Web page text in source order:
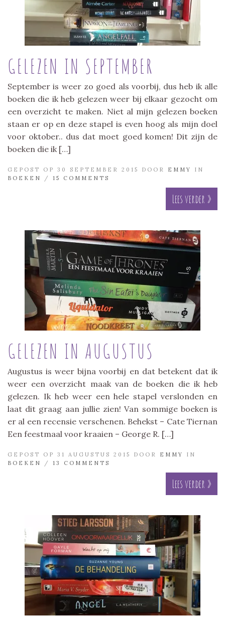
GELEZEN IN SEPTEMBER
September is weer zo goed als voorbij, dus heb ik alle
boeken die ik heb gelezen weer bij elkaar gezocht om
een overzicht te maken. Niet al mijn gelezen boeken
staan er op en deze stapel is even hoog als mijn doel
voor oktober.. dus dat moet goed komen! Dit zijn de
boeken die ik […]
GEPOST OP 30 SEPTEMBER 2015 DOOR EMMY
IN
BOEKEN
/ 15 COMMENTS
Lees verder »
GELEZEN IN AUGUSTUS
Augustus is weer bijna voorbij en dat betekent dat ik
weer een overzicht maak van de boeken die ik heb
gelezen. Ik heb weer een hele stapel verslonden en
laat dit graag aan jullie zien! Van sommige boeken is
er al een recensie verschenen. Behekst – Cate Tiernan
Een feestmaal voor kraaien – George R. […]
GEPOST OP 31 AUGUSTUS 2015 DOOR EMMY
IN
BOEKEN
/ 13 COMMENTS
Lees verder »